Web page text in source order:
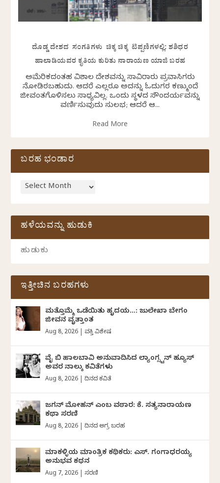
ದೊಡ್ಡ ದೇಶದ ಸಂಗತಿಗಳು ಚಿಕ್ಕ ಚಿಕ್ಕ ಟಿಪ್ಪಣಿಗಳಲ್ಲಿ: ಶಶಿಧರ
ಹಾಲಾಡಿಯವರ ಕೃತಿಯ ಕುರಿತು ನಾರಾಯಣ ಯಾಜಿ ಬರಹ
ಅಮೆರಿಕದಂತಹ ವಿಶಾಲ ದೇಶವನ್ನು ಸಾವಿರಾರು ಪ್ರವಾಸಿಗರು
ನೋಡಿರಬಹುದು. ಆದರೆ ಎಲ್ಲರೂ ಅದನ್ನು ಓದುಗರ ಕಣ್ಮುಂದೆ
ಜೀವಂತಗೊಳಿಸಲು ಸಾಧ್ಯವಿಲ್ಲ. ಒಂದು ಸ್ಥಳದ ಸೌಂದರ್ಯವನ್ನು
ವರ್ಣಿಸುವುದು ಸುಲಭ; ಆದರೆ ಆ...
Read More
ಬರಹ ಭಂಡಾರ
ಹಳೆಯವನ್ನು ಹುಡುಕಿ
ಇತ್ತೀಚಿನ ಬರಹಗಳು
ಮತ್ತೊಮ್ಮೆ ಒಡೆಯಿತು ಹೃದಯ…: ಜುಲೇಖಾ ಬೇಗಂ
ಜೀವನ ವೃತ್ತಾಂತ
Aug 8, 2026 ವ್ಯಕ್ತಿ ವಿಶೇಷ
ವೈ ಬಿ ಹಾಲಬಾವಿ ಅನುವಾದಿಸಿದ ಲ್ಯಾಂಗ್ಸ್ಟನ್ ಹ್ಯೂಸ್
ಅವರ ನಾಲ್ಕು ಕವಿತೆಗಳು
Aug 8, 2026 |ದಿನದ ಕವಿತೆ
ಜಗನ್‌ ಮೋಹನ್‌ ಎಂಬ ವಠಾರ: ಕೆ. ಸತ್ಯನಾರಾಯಣ
ಕಥಾ ಸರಣಿ
Aug 8, 2026 |ದಿನದ ಅಗ್ರ ಬರಹ
ಮಾಕಳ್ಳಿಯ ಮಾಂತ್ರಿಕ ಕಥಿಕರು: ಎಸ್. ಗಂಗಾಧರಯ್ಯ
ಅನುಭವ ಕಥನ
Aug 7, 2026 ಸರಣಿ